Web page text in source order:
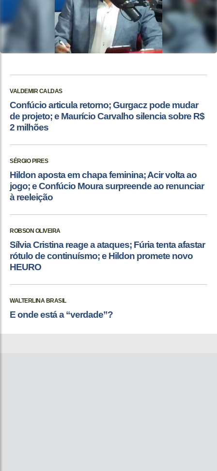
VALDEMIR CALDAS
Confúcio articula retorno; Gurgacz pode mudar
de projeto; e Maurício Carvalho silencia sobre R$
2 milhões
SÉRGIO PIRES
Hildon aposta em chapa feminina; Acir volta ao
jogo; e Confúcio Moura surpreende ao renunciar
à reeleição
ROBSON OLIVEIRA
Sílvia Cristina reage a ataques; Fúria tenta afastar
rótulo de continuísmo; e Hildon promete novo
HEURO
WALTERLINA BRASIL
E onde está a “verdade”?